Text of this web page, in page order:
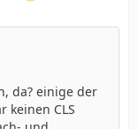
da? einige der
keinen CLS